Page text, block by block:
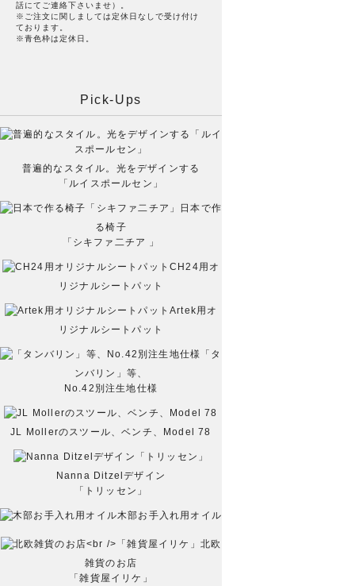
話にてご連絡下さいませ）。
※ご注文に関しましては定休日なしで受け付け
ております。
※青色枠は定休日。
Pick-Ups
普遍的なスタイル。光をデザインする
「ルイスポールセン」
日本で作
る椅子
「シキファ二チア 」
CH24用オ
リジナルシートパット
Artek用オ
リジナルシートパット
「タ
ンバリン」等、
No.42別注生地仕様
JL Mollerのスツール、ベンチ、Model 78
Nanna Ditzelデザイン
「トリッセン」
木部お手入れ用オイル
北欧
雑貨のお店
「雑貨屋イリケ」